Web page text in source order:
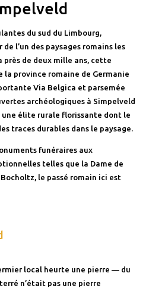
du sud du Limbourg,
l’un des paysages romains les
près de deux mille ans, cette
province romaine de Germanie
Via Belgica et parsemée
archéologiques à Simpelveld
une élite rurale florissante dont le
traces durables dans le paysage.
funéraires aux
telles que la Dame de
le passé romain ici est
local heurte une pierre — du
n’était pas une pierre